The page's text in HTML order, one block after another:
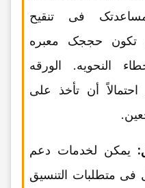
فی تنقیح
تکون حججک معبره
النحویه. الورقه
أن تأخذ على
یمکن لخدمات دعم
فی متطلبات التنسیق